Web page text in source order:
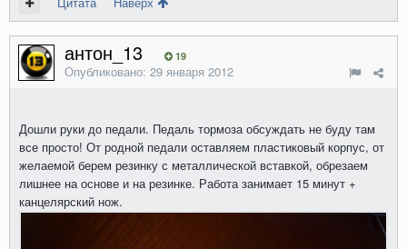
антон_13 19
Опубликовано: 29 января 2012
Дошли руки до педали. Педаль тормоза обсуждать не буду там
все просто! От родной педали оставляем пластиковый корпус, от
желаемой берем резинку с металлической вставкой, обрезаем
лишнее на основе и на резинке. Работа занимает 15 минут +
канцелярский нож.